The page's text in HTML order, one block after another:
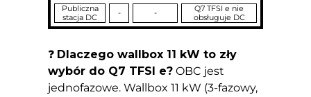
❓ Dlaczego wallbox 11 kW to zły
wybór do Q7 TFSI e? OBC jest
jednofazowe. Wallbox 11 kW (3-fazowy,
Publiczna
stacja DC
- -
Q7 TFSI e nie
obsługuje DC